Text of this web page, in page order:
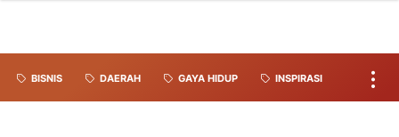
BISNIS DAERAH GAYA HIDUP INSPIRASI